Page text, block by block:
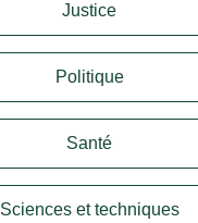
Justice
Politique
Santé
Sciences et techniques